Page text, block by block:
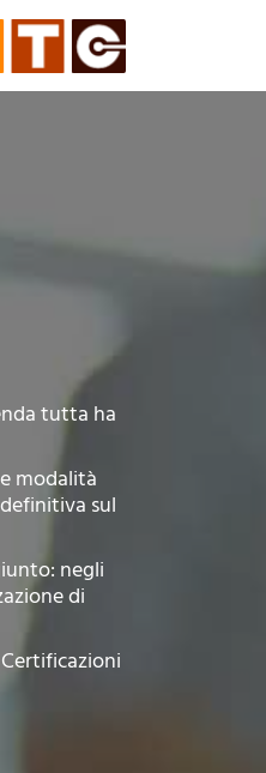
tutta ha
modalità
sul
negli
di